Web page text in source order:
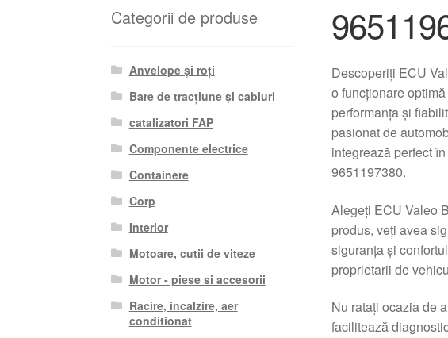
Descoperiți ECU
o funcționare
performanța și
pasionat de
integrează perfect
9651197380.
Alegeți ECU Valeo
produs, veți avea
siguranța și
proprietarii de
Nu ratați ocazia de
facilitează
Categorii de produse
Anvelope și roți
Bare de tracțiune și cabluri
catalizatori FAP
Componente electrice
Containere
Corp
Interior
Motoare, cutii de viteze
Motor - piese si accesorii
Racire, incalzire, aer
conditionat